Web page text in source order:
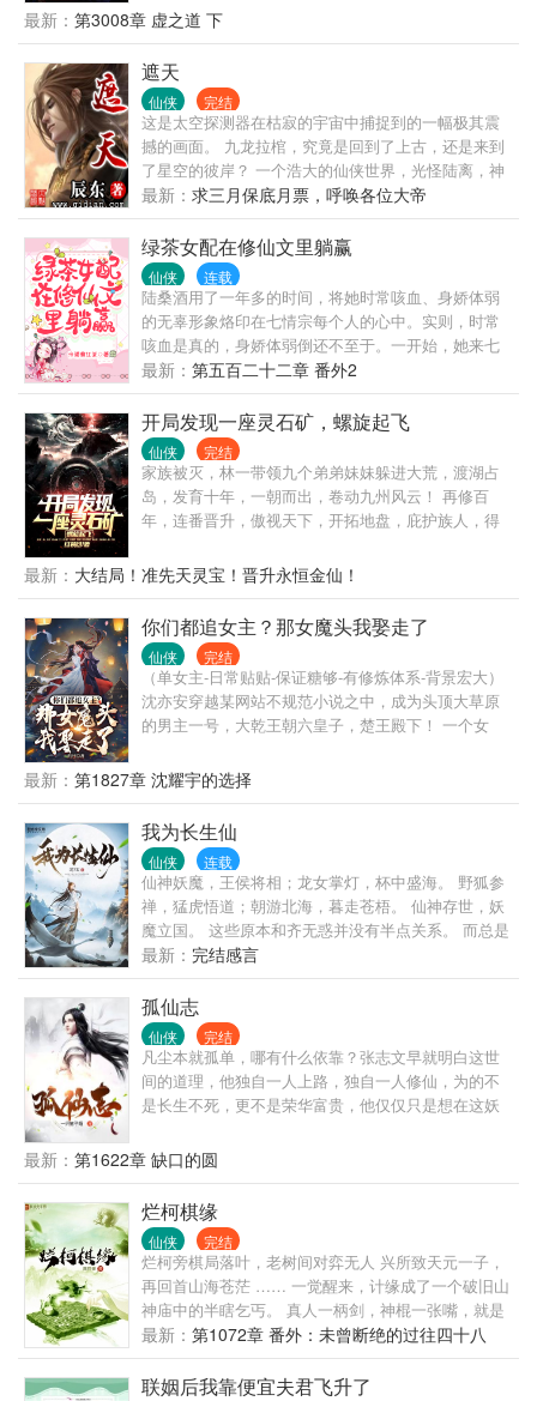
至。 无尽怪异降临，掀起无边杀戮。 人间红尘，道、
佛、儒、妖、魔、鬼、诸子百家纵横。 仙道在人间，
异世而来的李青看到的却是仙路之下亿万白骨和绝
望。 “他们是仙？是魔？是佛？是儒？是鬼？是妖？是
诸子百家？”李青瞠目结舌。 眼前的雕像隐约间浮现了
一个无限恐怖的怪异存在于冥冥之地。 “这到底是修
仙，还是修成怪异？”心中冰凉的李青看着满天恐怖怪
异。
最新： 第3008章 虚之道 下
遮天
仙侠 完结
这是太空探测器在枯寂的宇宙中捕捉到的一幅极其震
撼的画面。 九龙拉棺，究竟是回到了上古，还是来到
了星空的彼岸？ 一个浩大的仙侠世界，光怪陆离，神
秘无尽。热血似火山沸腾，激情若瀚海汹涌，欲望如
深渊无止境…… 登天路，踏歌行，弹指遮天。
最新： 求三月保底月票，呼唤各位大帝
绿茶女配在修仙文里躺赢
仙侠 连载
陆桑酒用了一年多的时间，将她时常咳血、身娇体弱
的无辜形象烙印在七情宗每个人的心中。实则，时常
咳血是真的，身娇体弱倒还不至于。一开始，她来七
情宗的目的只有一个：剥夺叶枝瑶女主命数，解除天
道桎梏！后来她看着师门这些简单善良的二傻子，心
想，反正也是顺手，能救一个是一个吧！所谓能打败
清纯白莲花的，只有清新小绿茶。那么，为了与气运
极佳、所有男人都爱她的女主叶枝瑶抗衡，她偶尔茶
言茶语一下也不过分吧？于是……面对妖兽，陆桑酒
一面吐血一面坚强表示：“大师兄别管我，你快去救叶
师姐吧，她比我重要！”暴躁大师兄坚定挡在她的身
桑酒一面吐血一面哽咽表示：“二师姐你别误会，她没
泪，一边当场给她表演了个手撕心机婊。面对邪修，
陆桑酒一面吐血一面倔强表示：“三师兄你先走……我
一定会努力坚持到你带人回来救我的！”胆小的三师兄
鼓起勇气，当场突破，碾压邪修！后来，叶枝瑶剑指
陆桑酒，说她是百年前为祸四方的魔修孤凰，该杀。
风，才不会是大魔头！”
最新： 第五百二十二章 番外2
开局发现一座灵石矿，螺旋起飞
仙侠 完结
家族被灭，林一带领九个弟弟妹妹躲进大荒，渡湖占
岛，发育十年，一朝而出，卷动九州风云！ 再修百
年，连番晋升，傲视天下，开拓地盘，庇护族人，得
受亿万修士敬仰，登临一界之巅！ 传统仙侠，前期发
育，后期绝对精彩！
最新： 大结局！准先天灵宝！晋升永恒金仙！
你们都追女主？那女魔头我娶走了
仙侠 完结
（单女主-日常贴贴-保证糖够-有修炼体系-背景宏大）
沈亦安穿越某网站不规范小说之中，成为头顶大草原
的男主一号，大乾王朝六皇子，楚王殿下！ 一个女
战士的亵渎！ 好好好，你们都去追女主，你们都喜欢
草原放牧，都喜欢策马奔腾。 那女魔头我就娶走了。
你们还在为女主争风吃醋时，女魔头已经在我怀里哼
哼唧唧让我别欺负她。 你们以为自己即将成功时，女
魔头已经和我结婚一周年。 女主突然找上门？ 我直接
化身纯爱判官，反手就是一个大鼻窦。 抱歉，本人对
绿色有暴躁症，习惯性出手。
最新： 第1827章 沈耀宇的选择
我为长生仙
仙侠 连载
仙神妖魔，王侯将相；龙女掌灯，杯中盛海。 野狐参
禅，猛虎悟道；朝游北海，暮走苍梧。 仙神存世，妖
魔立国。 这些原本和齐无惑并没有半点关系。 而总是
在梦中看到方块文字的齐无惑，那时只想着能够参与
来年的春试。 直到在做黄粱饭的时候，有个老人给了
他一个玉枕头，让他做了一个漫长的梦。 黄粱一梦。
………… 黄粱梦醒破凡心，自此大开修行门。 金乌
飞，玉兔走。 三界一粒粟，山河几年尘。 把剑闲从闹
市过。 无人知我是真仙。
最新： 完结感言
孤仙志
仙侠 完结
凡尘本就孤单，哪有什么依靠？张志文早就明白这世
间的道理，他独自一人上路，独自一人修仙，为的不
是长生不死，更不是荣华富贵，他仅仅只是想在这妖
遍三界，一往无前。
最新： 第1622章 缺口的圆
烂柯棋缘
仙侠 完结
烂柯旁棋局落叶，老树间对弈无人 兴所致天元一子，
再回首山海苍茫 …… 一觉醒来，计缘成了一个破旧山
神庙中的半瞎乞丐。 真人一柄剑，神棍一张嘴，就是
计缘在这个可怕的世界安身立足的根本。 ———— 普
群号：563767909 VIP验证群号：1071336169（需要
全订截图）
最新： 第1072章 番外：未曾断绝的过往四十八
联姻后我靠便宜夫君飞升了